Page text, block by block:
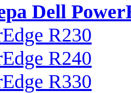
Dell
R230
R240
R330